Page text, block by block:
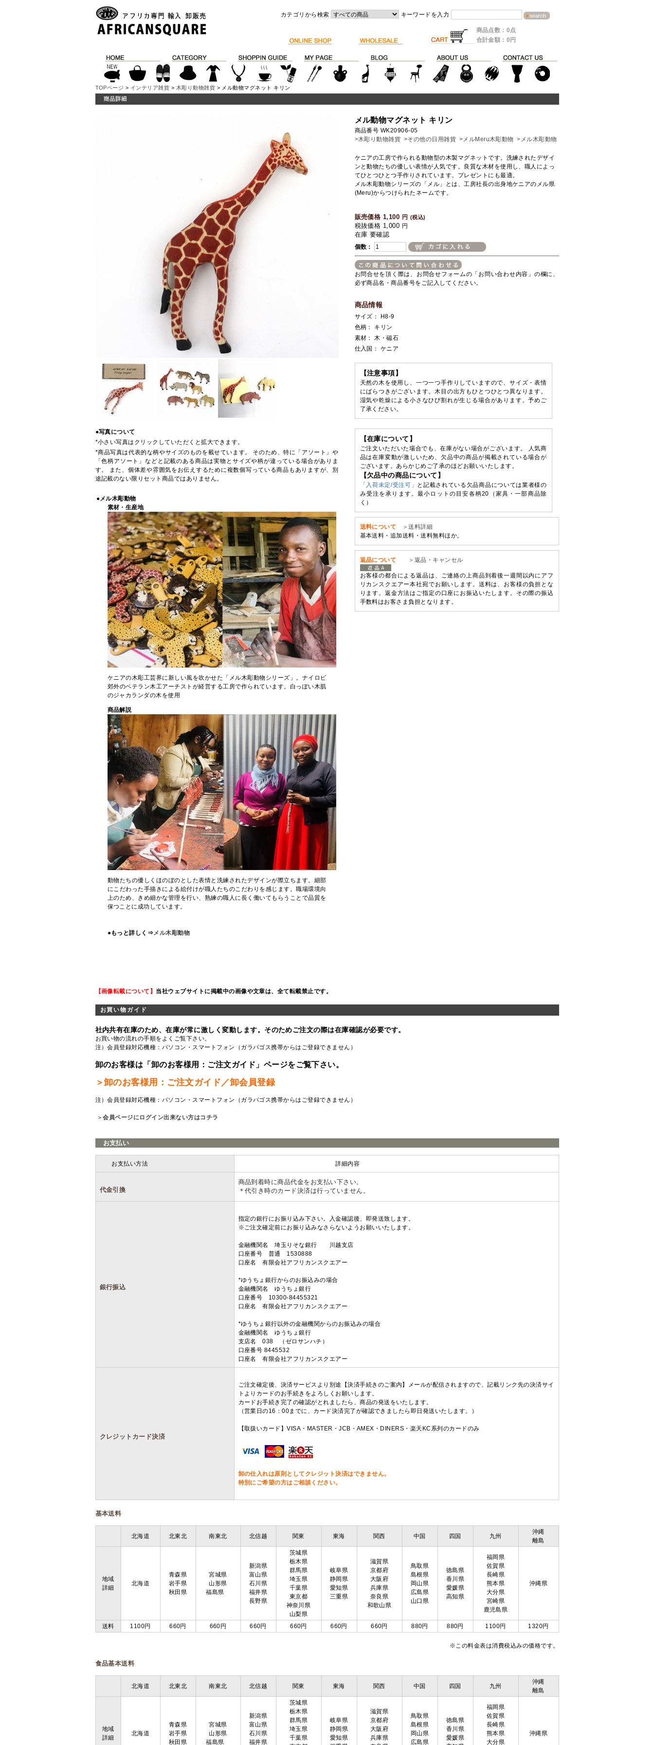
カテゴリから検索 キーワードを入力
商品点数：0点
合計金額：0円
TOPページ > インテリア雑貨 > 木彫り動物雑貨 > メル動物マグネット キリン
●写真について
*小さい写真はクリックしていただくと拡大できます。
*商品写真は代表的な柄やサイズのものを載せています。 そのため、特に「アソート」や
「色柄アソート」などと記載のある商品は実物とサイズや柄が違っている場合がありま
す。 また、個体差や雰囲気をお伝えするために複数個写っている商品もありますが、別
途記載のない限りセット商品ではありません。
●メル木彫動物
素材・生産地
ケニアの木彫工芸界に新しい風を吹かせた「メル木彫動物シリーズ」。ナイロビ
郊外のベテラン木工アーチストが経営する工房で作られています。白っぽい木肌
のジャカランダの木を使用
商品解説
動物たちの優しくほのぼのとした表情と洗練されたデザインが際立ちます。細部
にこだわった手描きによる絵付けが職人たちのこだわりを感じます。職場環境向
上のため、きめ細かな管理を行い、熟練の職人に長く働いてもらうことで品質を
保つことに成功しています。
●もっと詳しく⇒メル木彫動物
メル動物マグネット キリン
商品番号 WK20906-05
>木彫り動物雑貨 >その他の日用雑貨 >メルMeru木彫動物 >メル木彫動物
ケニアの工房で作られる動物型の木製マグネットです。洗練されたデザイ
ンと動物たちの優しい表情が人気です。良質な木材を使用し、職人によっ
てひとつひとつ手作りされています。プレゼントにも最適。
メル木彫動物シリーズの「メル」とは、工房社長の出身地ケニアのメル県
(Meru)からつけられたネームです。
販売価格 1,100 円 (税込)
税抜価格 1,000 円
在庫 要確認
個数：
お問合せを頂く際は、お問合せフォームの「お問い合わせ内容」の欄に、
必ず商品名・商品番号をご記入してください。
商品情報
サイズ： H8-9
色柄： キリン
素材： 木・磁石
仕入国： ケニア
【注意事項】
天然の木を使用し、一つ一つ手作りしていますので、サイズ・表情
にばらつきがございます。木目の出方もひとつひとつ異なります。
湿気や乾燥による小さなひび割れが生じる場合があります。予めご
了承ください。
【在庫について】
ご注文いただいた場合でも、在庫がない場合がございます。 人気商
品は在庫変動が激しいため、欠品中の商品が掲載されている場合が
ございます。あらかじめご了承のほどお願いいたします。
【欠品中の商品について】
「入荷未定/受注可」
と記載されている欠品商品については業者様の
み受注を承ります。最小ロットの目安各柄20（家具・一部商品除
く）
送料について
＞送料詳細
基本送料・追加送料・送料無料ほか。
返品について ＞返品・キャンセル
お客様の都合による返品は、ご連絡の上商品到着後一週間以内にアフ
リカンスクエアー本社宛でお願いします。送料は、お客様の負担とな
ります。返金方法はご指定の口座にお振込いたします。その際の振込
手数料はお客さま負担となります。
【画像転載について】 当社ウェブサイトに掲載中の画像や文章は、全て転載禁止です。
お買い物ガイド
社内共有在庫のため、在庫が常に激しく変動します。そのためご注文の際は在庫確認が必要です。
お買い物の流れの手順をよくご覧下さい。
注）会員登録対応機種：パソコン・スマートフォン（ガラパゴス携帯からはご登録できません）
卸のお客様は「卸のお客様用：ご注文ガイド」ページをご覧下さい。
＞卸のお客様用：ご注文ガイド／卸会員登録
注）会員登録対応機種：パソコン・スマートフォン（ガラパゴス携帯からはご登録できません）
＞会員ページにログイン出来ない方はコチラ
お支払い
お支払い方法 詳細内容
代金引換
商品到着時に商品代金をお支払い下さい。
＊代引き時のカード決済は行っていません。
銀行振込
指定の銀行にお振り込み下さい。入金確認後、即発送致します。
※ご注文確定前にお振り込みなさらないようお願いいたします。
金融機関名 埼玉りそな銀行 川越支店
口座番号 普通 1530888
口座名 有限会社アフリカンスクエアー
*ゆうちょ銀行からのお振込みの場合
金融機関名 ゆうちょ銀行
口座番号 10300-84455321
口座名 有限会社アフリカンスクエアー
*ゆうちょ銀行以外の金融機関からのお振込みの場合
金融機関名 ゆうちょ銀行
支店名 038 （ゼロサンハチ）
口座番号 8445532
口座名 有限会社アフリカンスクエアー
クレジットカード決済
ご注文確定後、決済サービスより別途【決済手続きのご案内】メールが配信されますので、記載リンク先の決済サイ
トよりカードのお手続きをよろしくお願いします。
カードお手続き完了の確認がとれましたら、商品の発送をいたします。
（営業日の16：00までに、カード決済完了が確認できましたら即日発送いたします。）
【取扱いカード】VISA・MASTER・JCB・AMEX・DINERS・楽天KC系列のカードのみ
卸の仕入れは原則としてクレジット決済はできません。
特別にご希望の方はご相談ください。
基本送料
北海道 北東北 南東北 北信越 関東 東海 関西 中国 四国 九州
沖縄
離島
地域
詳細
北海道
青森県
岩手県
秋田県
宮城県
山形県
福島県
新潟県
富山県
石川県
福井県
長野県
茨城県
栃木県
群馬県
埼玉県
千葉県
東京都
神奈川県
山梨県
岐阜県
静岡県
愛知県
三重県
滋賀県
京都府
大阪府
兵庫県
奈良県
和歌山県
鳥取県
島根県
岡山県
広島県
山口県
徳島県
香川県
愛媛県
高知県
福岡県
佐賀県
長崎県
熊本県
大分県
宮崎県
鹿児島県
沖縄県
送料 1100円 660円 660円 660円 660円 660円 660円 880円 880円 1100円 1320円
※この料金表は消費税込みの価格です。
食品基本送料
北海道 北東北 南東北 北信越 関東 東海 関西 中国 四国 九州
沖縄
離島
地域
詳細
北海道
青森県
岩手県
秋田県
宮城県
山形県
福島県
新潟県
富山県
石川県
福井県
茨城県
栃木県
群馬県
埼玉県
千葉県
岐阜県
静岡県
愛知県
滋賀県
京都府
大阪府
兵庫県
鳥取県
島根県
岡山県
広島県
徳島県
香川県
愛媛県
福岡県
佐賀県
長崎県
熊本県
大分県
沖縄県